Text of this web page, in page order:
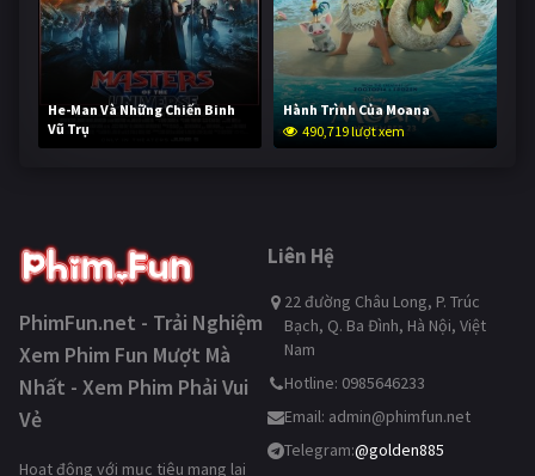
He-Man Và Những Chiến Binh
Vũ Trụ
239,432 lượt xem
Hành Trình Của Moana
490,719 lượt xem
PhimFun.net - Trải Nghiệm
Xem Phim Fun Mượt Mà
Nhất - Xem Phim Phải Vui
Vẻ
Hoạt động với mục tiêu mang lại
Liên Hệ
22 đường Châu Long, P. Trúc
Bạch, Q. Ba Đình, Hà Nội, Việt
Nam
Hotline: 0985646233
Email: admin@phimfun.net
Telegram:@golden885